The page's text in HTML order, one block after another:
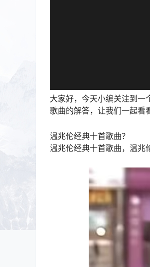
大家好，今天小编关注到一
歌曲的解答，让我们一起看
温兆伦经典十首歌曲？
温兆伦经典十首歌曲，温兆